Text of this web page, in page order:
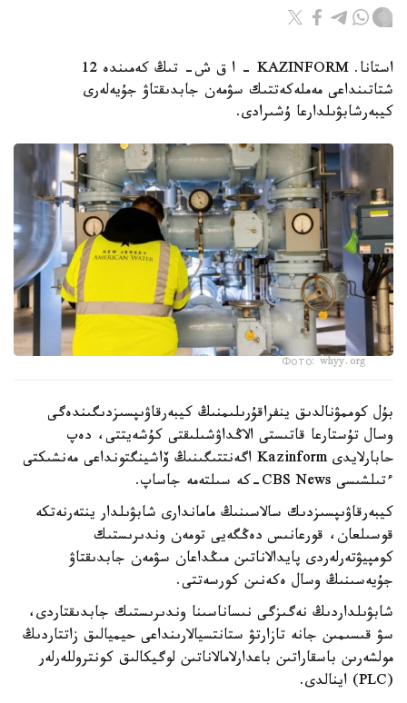
استانا. KAZINFORM – ا ق ش- تىڭ كەمىندە 12
شتاتىنداعى مەملەكەتتىك سۋمەن جابدىقتاۋ جۇيەلەرى
كيبەرشابۋىلدارعا ۇشىرادى.
Фото: whyy.org
بۇل كوممۋنالدىق ينفراقۇرىلىمنىڭ كيبەرقاۋىپسىزدىگىندەگى
وسال تۇستارعا قاتىستى الاڭداۋشىلىقتى كۇشەيتتى، دەپ
حابارلايدى Kazinform اگەنتتىگىنىڭ ۆاشينگتونداعى مەنشىكتى
ءتىلشىسى CBS News-كە سىلتەمە جاساپ.
كيبەرقاۋىپسىزدىك سالاسىنىڭ ماماندارى شابۋىلدار ينتەرنەتكە
قوسىلعان، قورعانىس دەڭگەيى تومەن وندىرىستىك
كومپيۋتەرلەردى پايدالاناتىن مىڭداعان سۋمەن جابدىقتاۋ
جۇيەسىنىڭ وسال ەكەنىن كورسەتتى.
شابۋىلداردىڭ نەگىزگى نىساناسىنا وندىرىستىك جابدىقتاردى،
سۋ قىسىمىن جانە تازارتۋ ستانتسيالارىنداعى حيميالىق زاتتاردىڭ
مولشەرىن باسقاراتىن باعدارلامالاناتىن لوگيكالىق كونتروللەرلەر
(PLC) اينالدى.